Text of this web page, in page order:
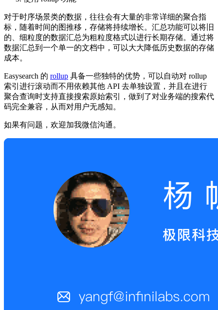
对于时序场景类的数据，往往会有大量的非常详细的聚合指
标，随着时间的图推移，存储将持续增长。汇总功能可以将旧
的、细粒度的数据汇总为粗粒度格式以进行长期存储。通过将
数据汇总到一个单一的文档中，可以大大降低历史数据的存储
成本。
Easysearch 的 rollup 具备一些独特的优势，可以自动对 rollup
索引进行滚动而不用依赖其他 API 去单独设置，并且在进行
聚合查询时支持直接搜索原始索引，做到了对业务端的搜索代
码完全兼容，从而对用户无感知。
如果有问题，欢迎加我微信沟通。